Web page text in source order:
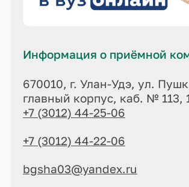
Информация о приёмной
670010, г. Улан-Удэ, ул.
главный корпус, каб. № 113,
+7 (3012) 44-25-06
+7 (3012) 44-22-06
bgsha03@yandex.ru